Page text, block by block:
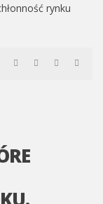
rynku